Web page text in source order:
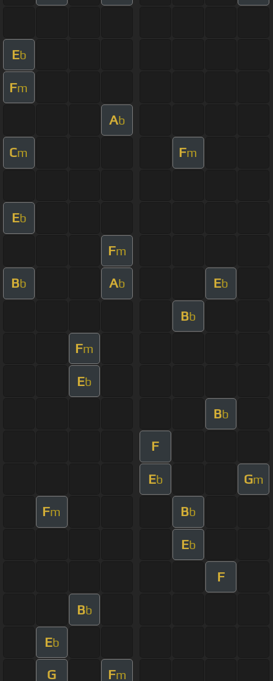
Eb
Fm
Ab
Cm Fm
Eb
Fm
Bb Ab Eb
Bb
Fm
Eb
Bb
F
Eb Gm
Fm Bb
Eb
F
Bb
Eb
G Fm